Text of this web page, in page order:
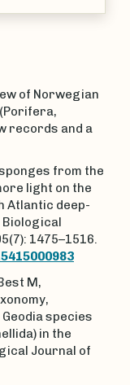
of Norwegian
records and a
from the
light on the
Atlantic deep-
Biological
1475–1516.
M,
species
in the
Journal of